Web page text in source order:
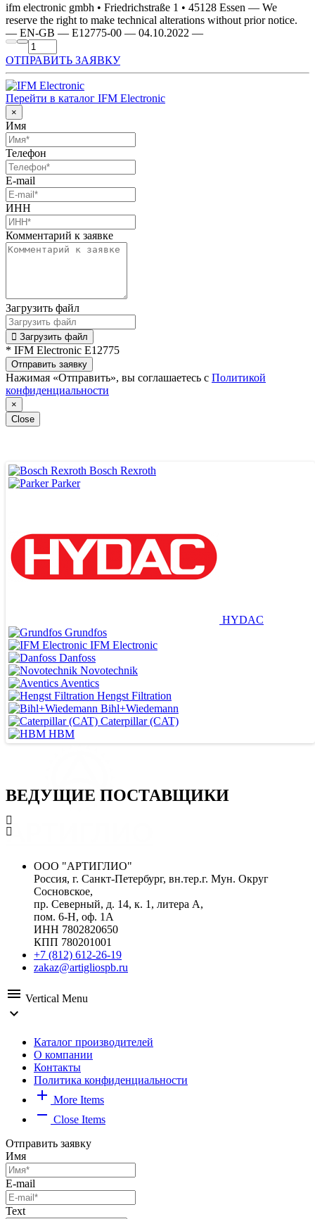
ifm electronic gmbh • Friedrichstraße 1 • 45128 Essen — We
reserve the right to make technical alterations without prior notice.
— EN-GB — E12775-00 — 04.10.2022 —
ОТПРАВИТЬ ЗАЯВКУ
Перейти в каталог IFM Electronic
×
Имя
Телефон
E-mail
ИНН
Комментарий к заявке
Загрузить файл
Загрузить файл
* IFM Electronic E12775
Отправить заявку
Нажимая «Отправить», вы соглашаетесь с Политикой
конфиденциальности
×
Close
ВЕДУЩИЕ ПОСТАВЩИКИ
Bosch Rexroth
Parker
HYDAC
Grundfos
IFM Electronic
Danfoss
Novotechnik
Aventics
Hengst Filtration
Bihl+Wiedemann
Caterpillar (CAT)
HBM
ООО "АРТИГЛИО"
Россия, г. Санкт-Петербург, вн.тер.г. Мун. Округ
Сосновское,
пр. Северный, д. 14, к. 1, литера А,
пом. 6-Н, оф. 1А
ИНН 7802820650
КПП 780201001
+7 (812) 612-26-19
zakaz@artigliospb.ru
menu Vertical Menu
expand_more
Каталог производителей
О компании
Контакты
Политика конфиденциальности
add More Items
remove Close Items
Отправить заявку
Имя
E-mail
Text